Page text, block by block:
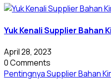
Yuk Kenali Supplier Bahan
April 28, 2023
0 Comments
Pentingnya Supplier Bahan